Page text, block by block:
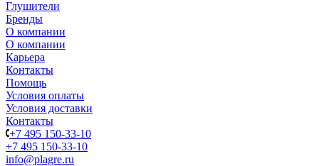
Глушители
Бренды
О компании
О компании
Карьера
Контакты
Помощь
Условия оплаты
Условия доставки
Контакты
+7 495 150-33-10
+7 495 150-33-10
info@plagre.ru